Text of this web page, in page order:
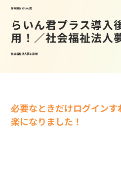
採用担当らいん君
らいん君プラス導入
用！／社会福祉法人
社会福祉法人夢工房 様
必要なときだけログイン
楽になりました！